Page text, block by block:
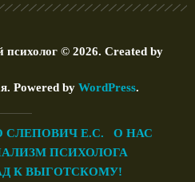
© 2026. Created by
. Powered by WordPress.
СЛЕПОВИЧ Е.С.
О НАС
ПСИХОЛОГА
К ВЫГОТСКОМУ!